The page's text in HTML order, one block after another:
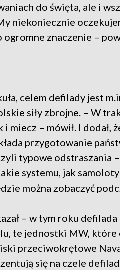
do święta, ale i
niekoniecznie
ogromne znaczenie –
celem defilady jest
siły zbrojne. – W
miecz – mówił. I dodał,
przygotowanie
typowe odstraszania
systemu, jak
można zobaczyć
– w tym roku
te jednostki MW, które
przeciwokrętowe
się na czele